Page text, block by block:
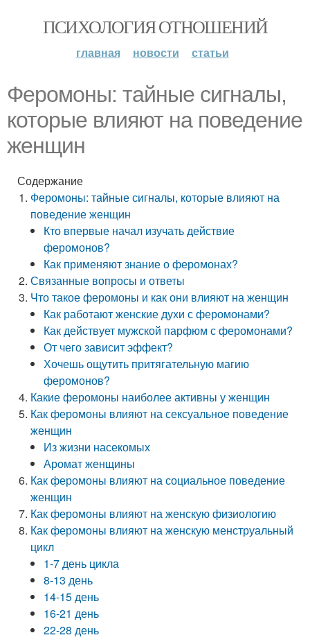
ПСИХОЛОГИЯ ОТНОШЕНИЙ
главная новости статьи
Феромоны: тайные сигналы,
которые влияют на поведение
женщин
Содержание
Феромоны: тайные сигналы, которые влияют на
поведение женщин
Кто впервые начал изучать действие
феромонов?
Как применяют знание о феромонах?
Связанные вопросы и ответы
Что такое феромоны и как они влияют на женщин
Как работают женские духи с феромонами?
Как действует мужской парфюм с феромонами?
От чего зависит эффект?
Хочешь ощутить притягательную магию
феромонов?
Какие феромоны наиболее активны у женщин
Как феромоны влияют на сексуальное поведение
женщин
Из жизни насекомых
Аромат женщины
Как феромоны влияют на социальное поведение
женщин
Как феромоны влияют на женскую физиологию
Как феромоны влияют на женскую менструальный
цикл
1-7 день цикла
8-13 день
14-15 день
16-21 день
22-28 день